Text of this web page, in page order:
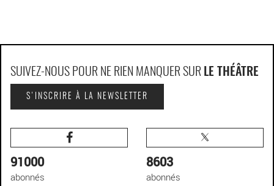
SUIVEZ-NOUS POUR NE RIEN MANQUER SUR LE THÉÂTRE
S'INSCRIRE À LA NEWSLETTER
91000
abonnés
8603
abonnés